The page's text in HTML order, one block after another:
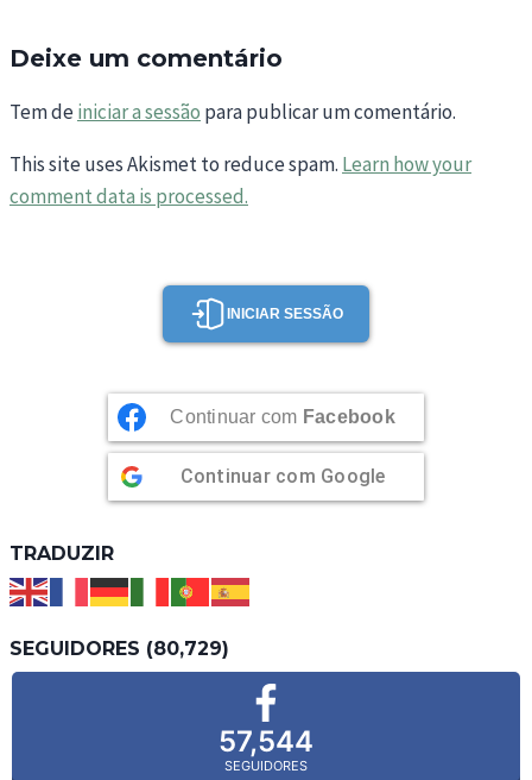
Deixe um comentário
Tem deiniciar a sessão para publicar um comentário.
This site uses Akismet to reduce spam. Learn how your
comment data is processed.
INICIAR SESSÃO
Continuar com Facebook
Continuar com Google
TRADUZIR
SEGUIDORES (80,729)
57,544
SEGUIDORES